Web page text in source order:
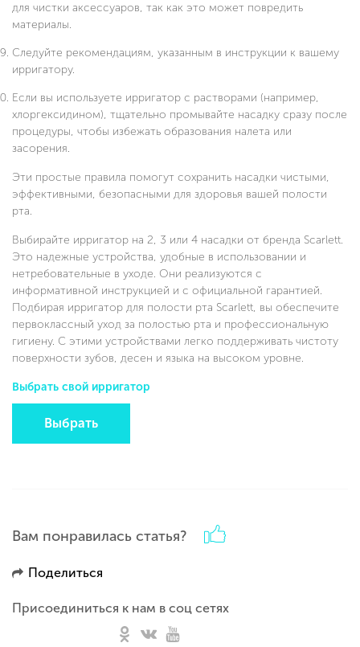
для чистки аксессуаров, так как это может повредить
материалы.
Следуйте рекомендациям, указанным в инструкции к вашему
ирригатору.
Если вы используете ирригатор с растворами (например,
хлоргексидином), тщательно промывайте насадку сразу после
процедуры, чтобы избежать образования налета или
засорения.
Эти простые правила помогут сохранить насадки чистыми,
эффективными, безопасными для здоровья вашей полости
рта.
Выбирайте ирригатор на 2, 3 или 4 насадки от бренда Scarlett.
Это надежные устройства, удобные в использовании и
нетребовательные в уходе. Они реализуются с
информативной инструкцией и с официальной гарантией.
Подбирая ирригатор для полости рта Scarlett, вы обеспечите
первоклассный уход за полостью рта и профессиональную
гигиену. С этими устройствами легко поддерживать чистоту
поверхности зубов, десен и языка на высоком уровне.
Выбрать свой ирригатор
Выбрать
Вам понравилась статья?
Поделиться
Присоединиться к нам в соц сетях